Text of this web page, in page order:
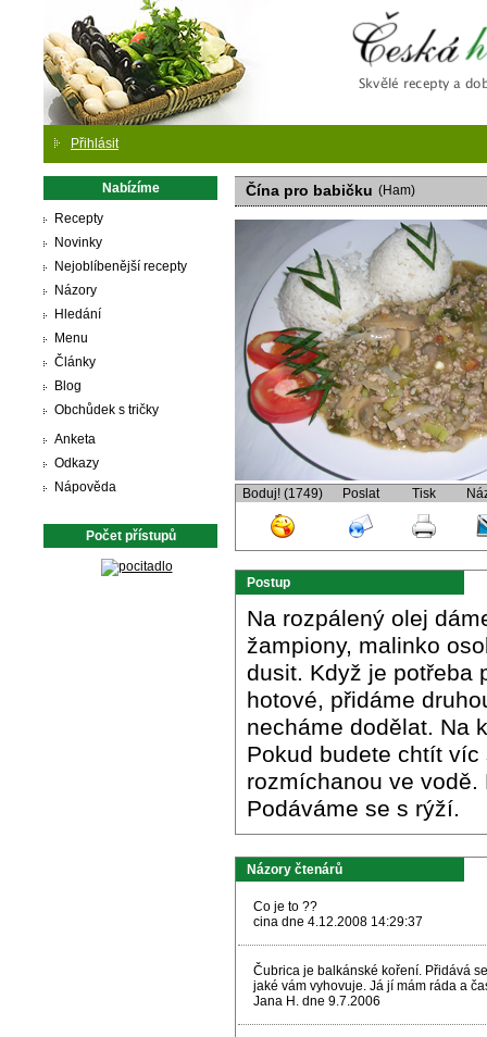
Přihlásit
Nabízíme
Recepty
Novinky
Nejoblíbenější recepty
Názory
Hledání
Menu
Články
Blog
Obchůdek s tričky
Anketa
Odkazy
Nápověda
Počet přístupů
Čína pro babičku (Ham)
Boduj! (1749) Poslat Tisk
Postup
Na rozpálený olej
žampiony, malinko
dusit. Když je potřeba
hotové, přidáme
necháme dodělat. Na
Pokud budete chtít
rozmíchanou ve
Podáváme se s rýží.
Názory čtenárů
Co je to ??
cina dne 4.12.2008 14:29:37
Čubrica je balkánské koření. Přidává
jaké vám vyhovuje. Já jí mám ráda a
Jana H. dne 9.7.2006